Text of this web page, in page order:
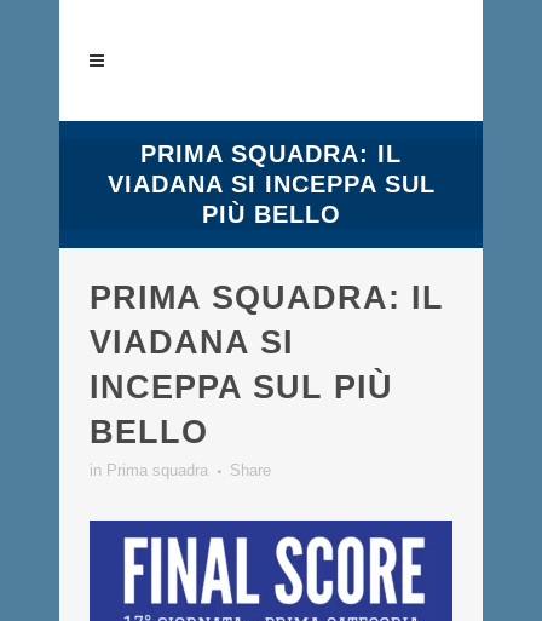
PRIMA SQUADRA: IL
VIADANA SI INCEPPA SUL
PIÙ BELLO
PRIMA SQUADRA: IL
VIADANA SI
INCEPPA SUL PIÙ
BELLO
in Prima squadra Share